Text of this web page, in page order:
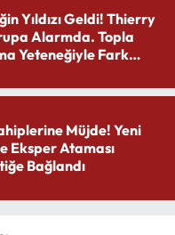
Yıldızı Geldi! Thierry
Alarmda. Topla
Yeteneğiyle Fark
Müjde! Yeni
Eksper Ataması
Bağlandı